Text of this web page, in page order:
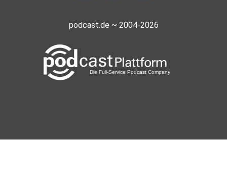
podcast.de ~ 2004-2026